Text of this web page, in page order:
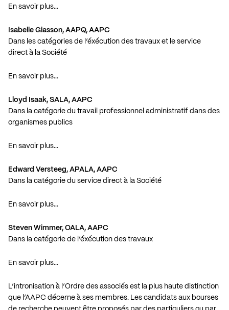
En savoir plus…
Isabelle Giasson, AAPQ, AAPC
Dans les catégories de l’éxécution des travaux et le service
direct à la Société
En savoir plus…
Lloyd Isaak, SALA, AAPC
Dans la catégorie du travail professionnel administratif dans des
organismes publics
En savoir plus…
Edward Versteeg, APALA, AAPC
Dans la catégorie du service direct à la Société
En savoir plus…
Steven Wimmer, OALA, AAPC
Dans la catégorie de l’éxécution des travaux
En savoir plus…
L’intronisation à l’Ordre des associés est la plus haute distinction
que l’AAPC décerne à ses membres. Les candidats aux bourses